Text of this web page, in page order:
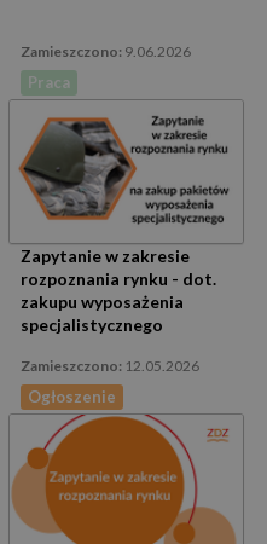
9.06.2026
Praca
Zapytanie w zakresie
rozpoznania rynku - dot.
zakupu wyposażenia
specjalistycznego
12.05.2026
Ogłoszenie